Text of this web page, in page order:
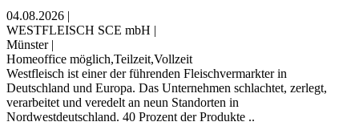
04.08.2026 |
WESTFLEISCH SCE mbH |
Münster |
Homeoffice möglich,Teilzeit,Vollzeit
Westfleisch ist einer der führenden Fleischvermarkter in
Deutschland und Europa. Das Unternehmen schlachtet, zerlegt,
verarbeitet und veredelt an neun Standorten in
Nordwestdeutschland. 40 Prozent der Produkte ..